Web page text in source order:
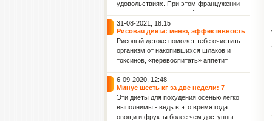
удовольствиях. При этом француженки
считаются самыми стройными
женщинами в мире. Поэтому не
удивляет, что именно во Франции
придумали диету для похудения,
включающую такое изысканное и
весьма калорийное лакомство, как
виноград.
31-08-2021, 18:15
Рисовая диета: меню, эффективность
и польза для женского здоровья
Рисовый детокс поможет тебе очистить
организм от накопившихся шлаков и
токсинов, «перевоспитать» аппетит
уйдет), а также обрести фигуру своей
мечты! Данная рисовая диета
рассчитана на 36 дней: 4 этапа по 9
дней каждый.
6-09-2020, 12:48
Минус шесть кг за две недели: 7
эффективных диет осени для фигуры
и укрепления иммунитета
Эти диеты для похудения осенью легко
выполнимы - ведь в это время года
овощи и фрукты более чем доступны.